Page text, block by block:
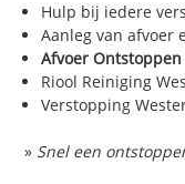
Hulp bij iedere
Aanleg van afvoer
Afvoer
Riool Reiniging
Verstopping
» Snel een